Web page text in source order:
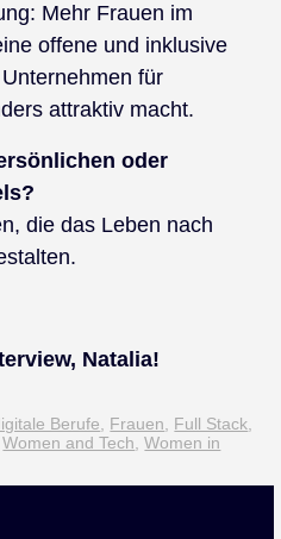
Mehr Frauen im
offene und inklusive
für
attraktiv macht.
oder
die das Leben nach
Natalia!
Berufe Frauen Full Stack
Women and Tech ,Women in